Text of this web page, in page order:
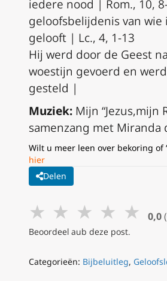
iedere nood | Rom., 10,
geloofsbelijdenis van wie
gelooft | Lc., 4, 1-13
Hij werd door de Geest
woestijn gevoerd en
gesteld |
Muziek: Mijn “Jezus,mijn
samenzang met Miranda
Wilt u meer leen over bekoring of ‘
hier
Delen
★ ★ ★ ★ ★ 0,0
Beoordeel aub deze post.
Categorieën: Bijbeluitleg,